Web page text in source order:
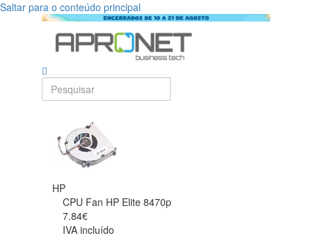
Saltar para o conteúdo principal
HP
CPU Fan HP Elite 8470p
7.84€
IVA incluído